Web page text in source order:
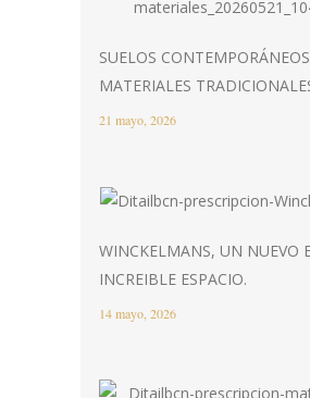
SUELOS
MATERIALES
21 mayo, 2026
WINCKELMANS, UN NUEVO
INCREIBLE ESPACIO.
14 mayo, 2026